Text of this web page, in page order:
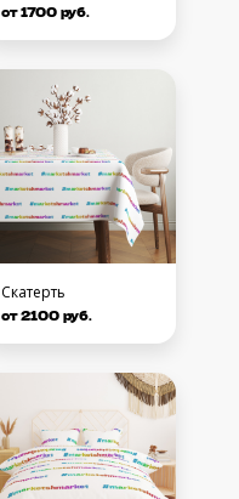
от 1700 руб.
Скатерть
от 2100 руб.